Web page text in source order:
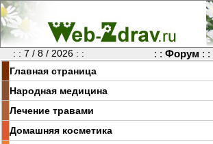
: : 7 / 8 / 2026 : : : : Форум : :
Главная страница
Народная медицина
Лечение травами
Домашняя косметика